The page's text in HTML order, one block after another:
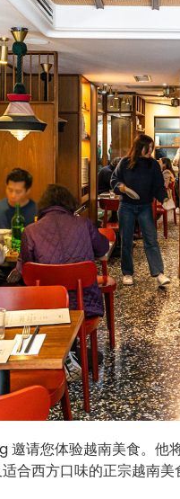
请您体验越南美食。他
合西方口味的正宗越南